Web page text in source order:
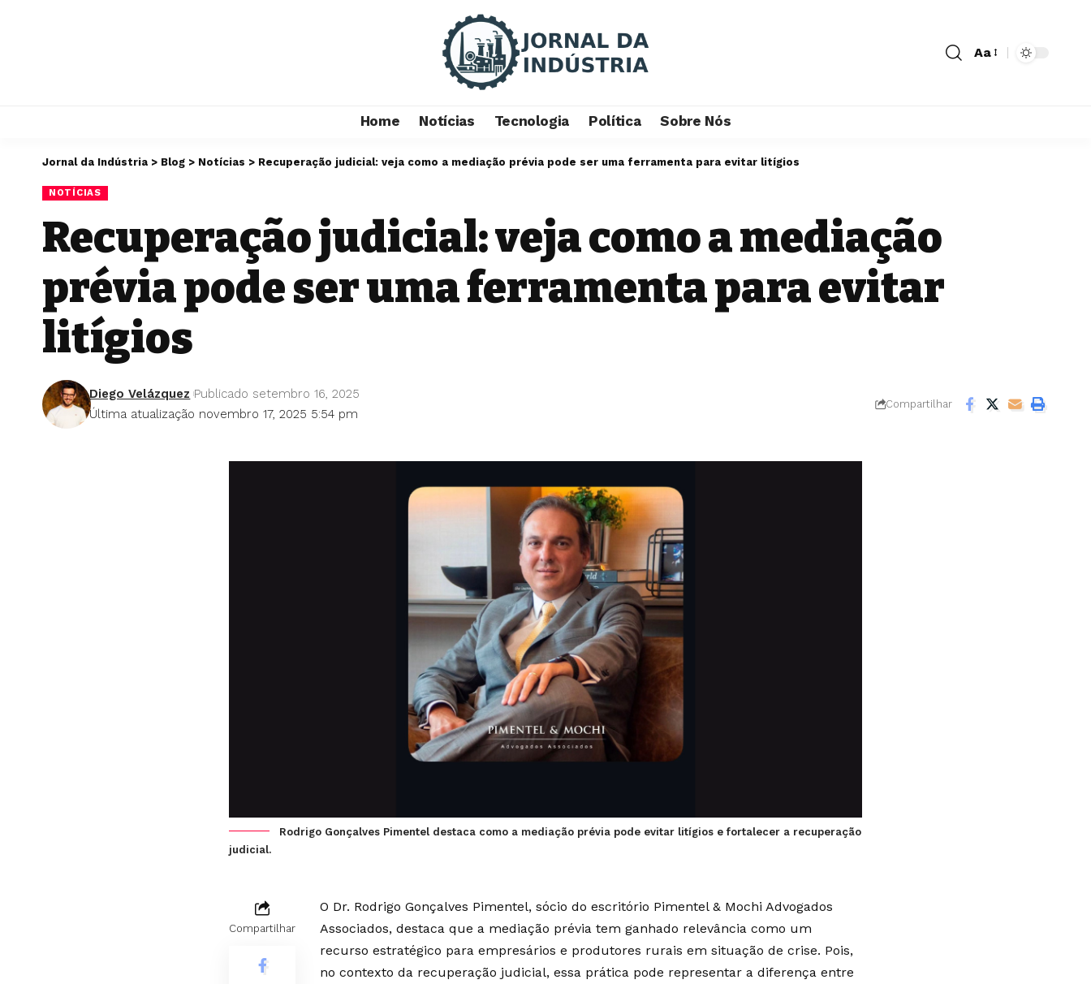
Aa
Home Notícias Tecnologia Política Sobre Nós
Jornal da Indústria > Blog > Notícias > Recuperação judicial: veja como a mediação prévia pode ser uma ferramenta para evitar litígios
NOTÍCIAS
Recuperação judicial: veja como a mediação
prévia pode ser uma ferramenta para evitar
litígios
Última atualização novembro 17, 2025 5:54 pm
Diego Velázquez Publicado setembro 16, 2025
Compartilhar
Rodrigo Gonçalves Pimentel destaca como a mediação prévia pode evitar litígios e fortalecer a recuperação
judicial.
Compartilhar
O Dr. Rodrigo Gonçalves Pimentel, sócio do escritório Pimentel & Mochi Advogados
Associados, destaca que a mediação prévia tem ganhado relevância como um
recurso estratégico para empresários e produtores rurais em situação de crise. Pois,
no contexto da recuperação judicial, essa prática pode representar a diferença entre